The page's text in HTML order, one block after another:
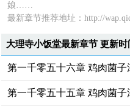
娘……
最新章节推荐地址：http://
大理寺小饭堂最新章节 更新
第一千零五十六章 鸡肉菌子
第一千零五十五章 鸡肉菌子